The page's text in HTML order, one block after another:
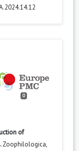
0
of
Zoophilologica,